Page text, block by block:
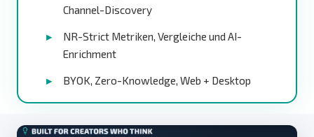
Channel-Discovery
NR-Strict Metriken, Vergleiche und AI-
Enrichment
BYOK, Zero-Knowledge, Web + Desktop